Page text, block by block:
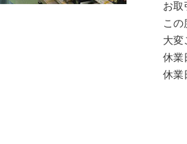
お取
この
大変
休業
休業